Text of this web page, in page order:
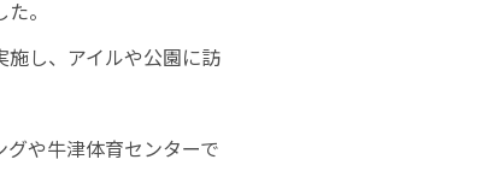
。
施し、アイルや公園に訪
や牛津体育センターで